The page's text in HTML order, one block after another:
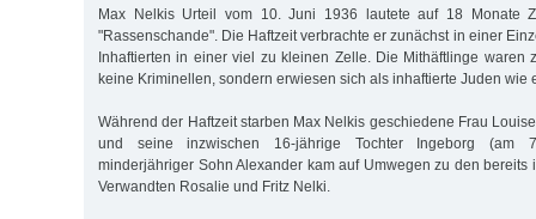
Max Nelkis Urteil vom 10. Juni 1936 lautete auf 18 Monate
"Rassenschande". Die Haftzeit verbrachte er zunächst in einer
Inhaftierten in einer viel zu kleinen Zelle. Die Mithäftlinge waren
keine Kriminellen, sondern erwiesen sich als inhaftierte Juden wie
Während der Haftzeit starben Max Nelkis geschiedene Frau
und seine inzwischen 16-jährige Tochter Ingeborg (am
minderjähriger Sohn Alexander kam auf Umwegen zu den bereits
Verwandten Rosalie und Fritz Nelki.